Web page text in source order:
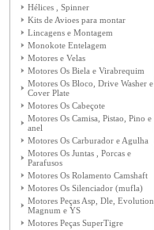
Hélices , Spinner
Kits de Avioes para montar
Lincagens e Montagem
Monokote Entelagem
Motores e Velas
Motores Os Biela e Virabrequim
Motores Os Bloco, Drive Washer e
Cover Plate
Motores Os Cabeçote
Motores Os Camisa, Pistao, Pino e
anel
Motores Os Carburador e Agulha
Motores Os Juntas , Porcas e
Parafusos
Motores Os Rolamento Camshaft
Motores Os Silenciador (mufla)
Motores Peças Asp, Dle, Evolution,
Magnum e YS
Motores Peças SuperTigre